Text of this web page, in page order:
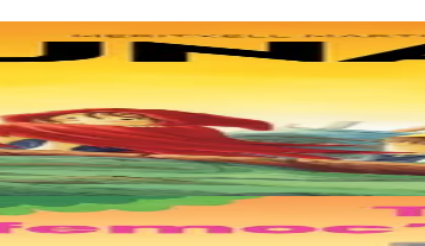
de vie sous-marine. Deux soeurs survivent